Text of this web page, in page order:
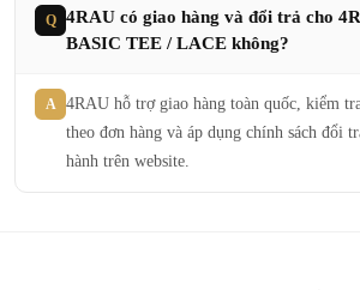
Q
4RAU có giao hàng và đổi trả cho
BASIC TEE / LACE không?
A
4RAU hỗ trợ giao hàng toàn quốc, kiểm
theo đơn hàng và áp dụng chính sách đổi
hành trên website.